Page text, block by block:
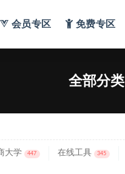
会员专区 免费专区
全部分类
大学 447 在线工具 345